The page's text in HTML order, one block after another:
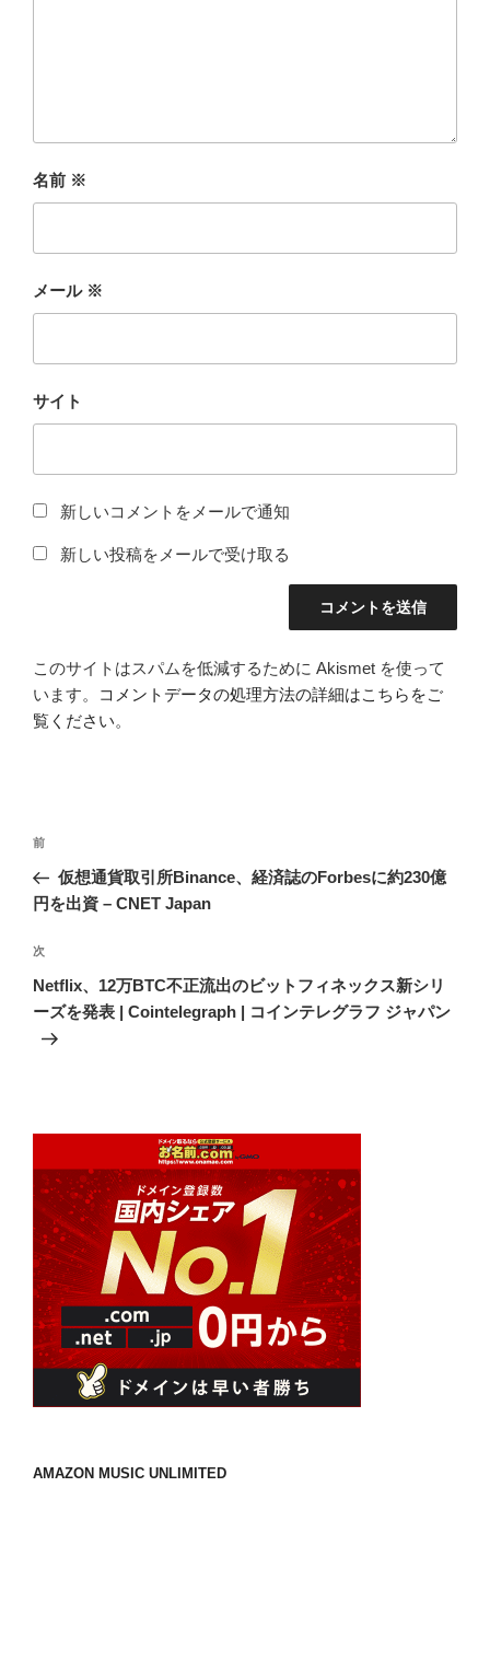
名前 ※
メール ※
サイト
新しいコメントをメールで通知
新しい投稿をメールで受け取る
このサイトはスパムを低減するために Akismet を使って
います。
コメントデータの処理方法の詳細はこちらをご
覧ください。
投
ナ
ゲ
ー
シ
ョ
前
の
投
前
仮想通貨取引所Binance、経済誌のForbesに約230億
円を出資 – CNET Japan
次
の
投
次
Netflix、12万BTC不正流出のビットフィネックス新シリ
ーズを発表 | Cointelegraph | コインテレグラフ ジャパン
AMAZON MUSIC UNLIMITED